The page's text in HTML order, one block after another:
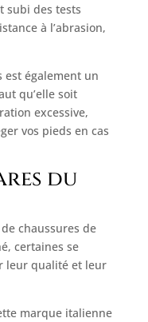
subi des tests
à l’abrasion,
est également un
qu’elle soit
excessive,
vos pieds en cas
du
chaussures de
certaines se
leur qualité et leur
marque italienne